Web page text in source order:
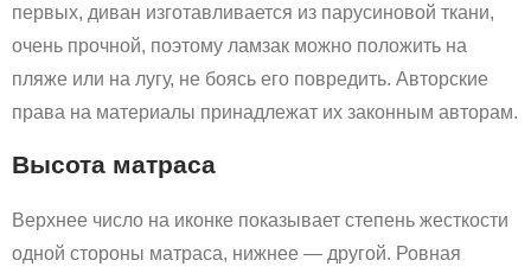
первых, диван изготавливается из парусиновой ткани,
очень прочной, поэтому ламзак можно положить на
пляже или на лугу, не боясь его повредить. Авторские
права на материалы принадлежат их законным авторам.
Высота матраса
Верхнее число на иконке показывает степень жесткости
одной стороны матраса, нижнее — другой. Ровная